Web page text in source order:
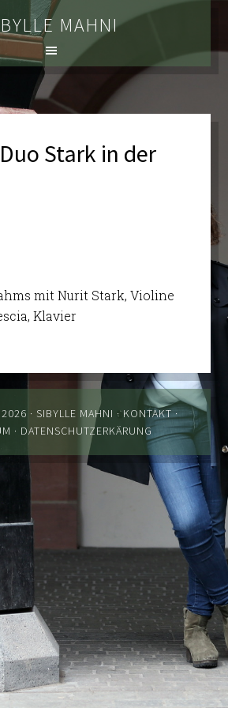
MAHNI
Stark in der
mit Nurit Stark, Violine
Klavier
· SIBYLLE MAHNI ·KONTAKT·
· DATENSCHUTZERKÄRUNG